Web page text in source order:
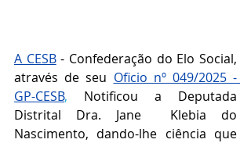
A CESB - Confederação do Elo Social,
através de seu Oficio nº 049/2025 -
GP-CESB,
Notificou a Deputada
Distrital Dra. Jane  Klebia do
Nascimento, dando-lhe ciência que